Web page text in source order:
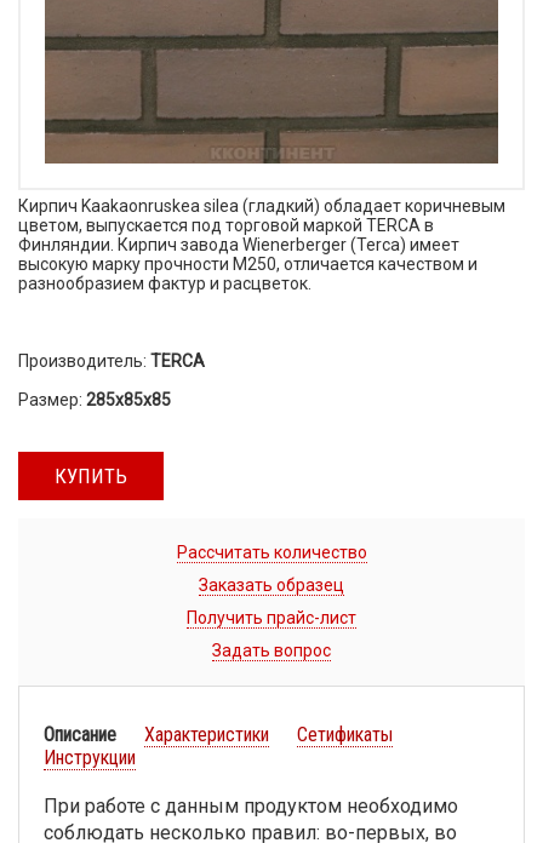
Кирпич Kaakaonruskea silea (гладкий) обладает коричневым
цветом, выпускается под торговой маркой TERCA в
Финляндии. Кирпич завода Wienerberger (Terca) имеет
высокую марку прочности М250, отличается качеством и
разнообразием фактур и расцветок.
Производитель: TERCA
Размер: 285х85х85
КУПИТЬ
Рассчитать количество
Заказать образец
Получить прайс-лист
Задать вопрос
Описание Характеристики
Сетификаты
Инструкции
При работе с данным продуктом необходимо
соблюдать несколько правил: во-первых, во